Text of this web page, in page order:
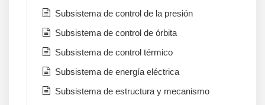
Subsistema de control de la presión
Subsistema de control de órbita
Subsistema de control térmico
Subsistema de energía eléctrica
Subsistema de estructura y mecanismo